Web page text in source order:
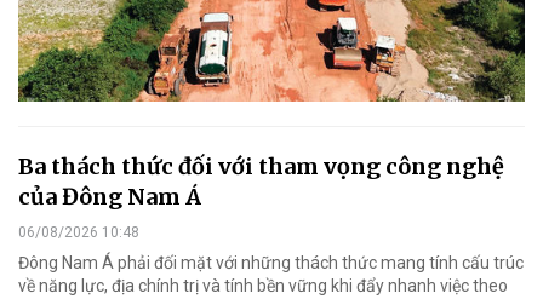
Ba thách thức đối với tham vọng công nghệ
của Đông Nam Á
06/08/2026 10:48
Đông Nam Á phải đối mặt với những thách thức mang tính cấu trúc
về năng lực, địa chính trị và tính bền vững khi đẩy nhanh việc theo